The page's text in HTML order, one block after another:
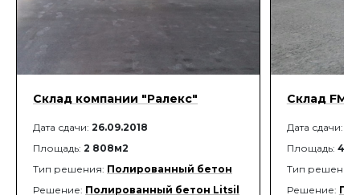
Склад компании "Ралекс"
Дата сдачи: 26.09.2018
Площадь: 2 808м2
Тип решения: Полированный бетон
Решение: Полированный бетон Litsil
Склад FM
Дата сдачи:
Площадь: 4
Тип решения:
Решение: